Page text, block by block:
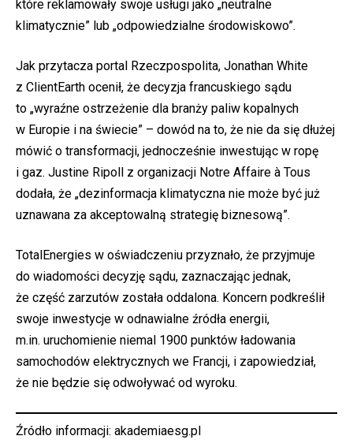
które reklamowały swoje usługi jako „neutralne
klimatycznie” lub „odpowiedzialne środowiskowo”.
Jak przytacza portal Rzeczpospolita, Jonathan White
z ClientEarth ocenił, że decyzja francuskiego sądu
to „wyraźne ostrzeżenie dla branży paliw kopalnych
w Europie i na świecie” – dowód na to, że nie da się dłużej
mówić o transformacji, jednocześnie inwestując w ropę
i gaz. Justine Ripoll z organizacji Notre Affaire à Tous
dodała, że „dezinformacja klimatyczna nie może być już
uznawana za akceptowalną strategię biznesową”.
TotalEnergies w oświadczeniu przyznało, że przyjmuje
do wiadomości decyzję sądu, zaznaczając jednak,
że część zarzutów została oddalona. Koncern podkreślił
swoje inwestycje w odnawialne źródła energii,
m.in. uruchomienie niemal 1900 punktów ładowania
samochodów elektrycznych we Francji, i zapowiedział,
że nie będzie się odwoływać od wyroku.
Źródło informacji: akademiaesg.pl